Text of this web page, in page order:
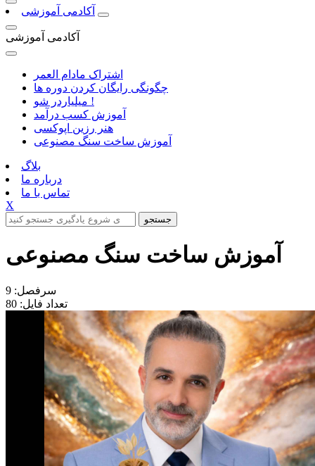
آکادمی آموزشی
آکادمی آموزشی
اشتراک مادام العمر
چگونگی رایگان کردن دوره ها
میلیاردر شو !
آموزش کسب درآمد
هنر رزین اپوکسی
آموزش ساخت سنگ مصنوعی
بلاگ
درباره ما
تماس با ما
X
جستجو
آموزش ساخت سنگ مصنوعی
سرفصل: 9
تعداد فایل: 80